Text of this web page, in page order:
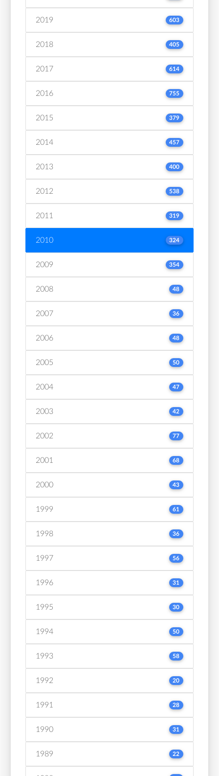
2019 603
2018 405
2017 614
2016 755
2015 379
2014 457
2013 400
2012 538
2011 319
2010 324
2009 354
2008 48
2007 36
2006 48
2005 50
2004 47
2003 42
2002 77
2001 68
2000 43
1999 61
1998 36
1997 56
1996 31
1995 30
1994 50
1993 58
1992 20
1991 28
1990 31
1989 22